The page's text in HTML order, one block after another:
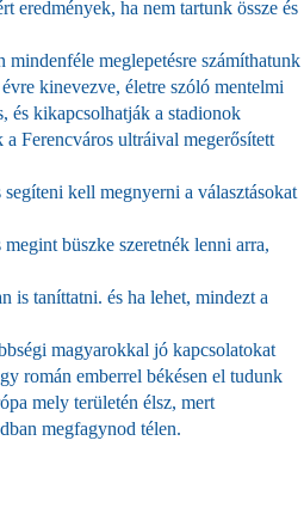
eredmények, ha nem tartunk össze és
meglepetésre számíthatunk
kinevezve, életre szóló mentelmi
és kikapcsolhatják a stadionok
Ferencváros ultráival megerősített
kell megnyerni a választásokat
büszke szeretnék lenni arra,
is taníttatni. és ha lehet, mindezt a
magyarokkal jó kapcsolatokat
román emberrel békésen el tudunk
mely területén élsz, mert
megfagynod télen.